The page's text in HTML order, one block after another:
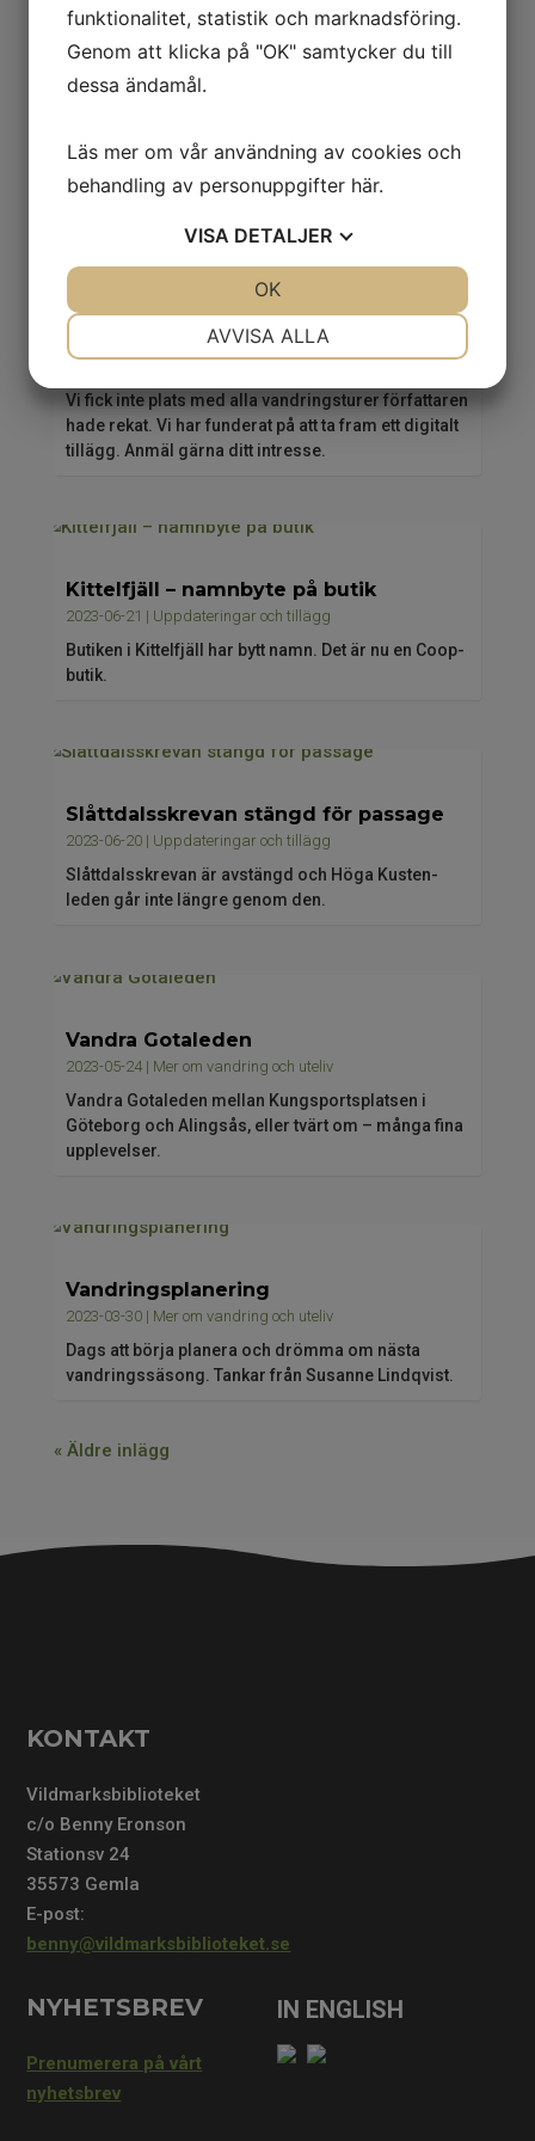
2024-04-16 Nya böcker
Ny, uppdaterad utgåva av vår populära guidebok för
nationalparker i södra Sverige.
Fler vandringsturer i Halland
Vi fick inte plats med alla vandringsturer författaren
hade rekat. Vi har funderat på att ta fram ett digitalt
tillägg. Anmäl gärna ditt intresse.
Kittelfjäll – namnbyte på butik
2023-06-21 | Uppdateringar och tillägg
Butiken i Kittelfjäll har bytt namn. Det är nu en Coop-
butik.
Slåttdalsskrevan stängd för passage
2023-06-20| Uppdateringar och tillägg
Slåttdalsskrevan är avstängd och Höga Kusten-
leden går inte längre genom den.
Vandra Gotaleden
2023-05-24| Mer om vandring och uteliv
Vandra Gotaleden mellan Kungsportsplatsen i
Göteborg och Alingsås, eller tvärt om – många fina
upplevelser.
Vandringsplanering
2023-03-30| Mer om vandring och uteliv
Dags att börja planera och drömma om nästa
vandringssäsong. Tankar från Susanne Lindqvist.
« Äldre inlägg
KONTAKT
Vildmarksbiblioteket
c/o Benny Eronson
Stationsv 24
35573 Gemla
E-post:
benny@vildmarksbiblioteket.se
NYHETSBREV
Prenumerera på vårt
nyhetsbrev
funktionalitet, statistik och marknadsföring.
Genom att klicka på "OK" samtycker du till
dessa ändamål.
Läs mer om vår användning av cookies och
behandling av personuppgifter här.
VISA DETALJER
MARKNADSFÖRING STATISTIK
AVVISA ALLA
OK